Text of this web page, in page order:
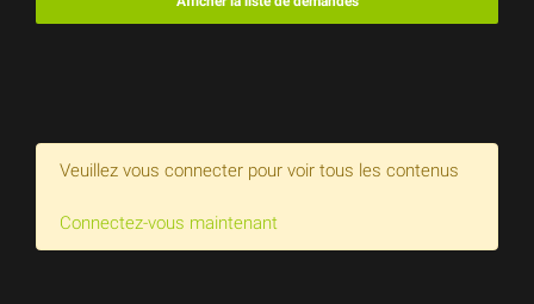
Veuillez vous connecter pour voir tous les contenus
Connectez-vous maintenant